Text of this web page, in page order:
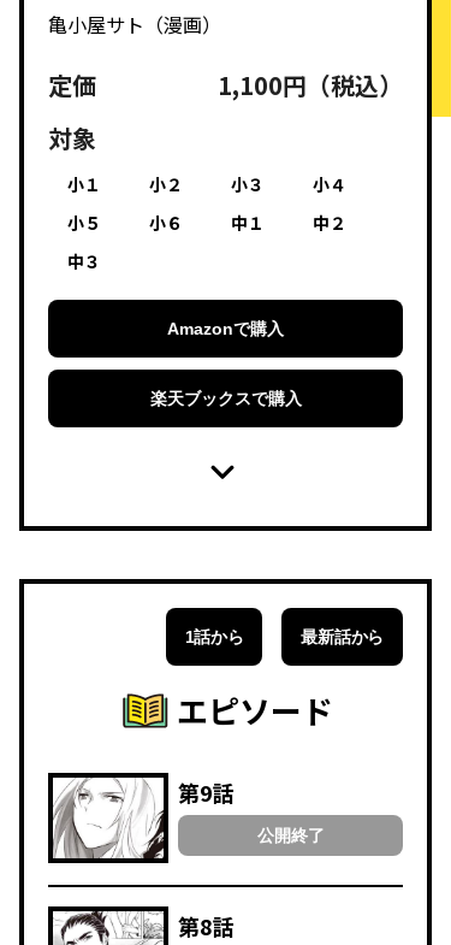
亀小屋サト（漫画）
定価
1,100円（税込）
対象
小１ 小２ 小３
小４
小５
小６ 中１
中２
中３
Amazonで購入
楽天ブックスで購入
1話から 最新話から
エピソード
第9話
公開終了
第8話